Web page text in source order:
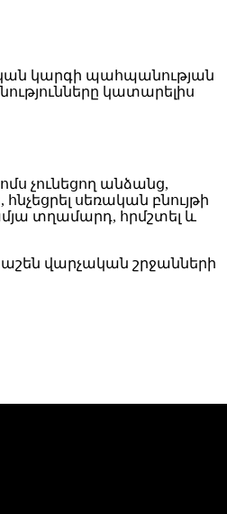
կարգի պահպանության
կատարելիս
չունեցող անձանց,
սեռական բնույթի
տղամարդ, հրմշտել և
վարչական շրջանների